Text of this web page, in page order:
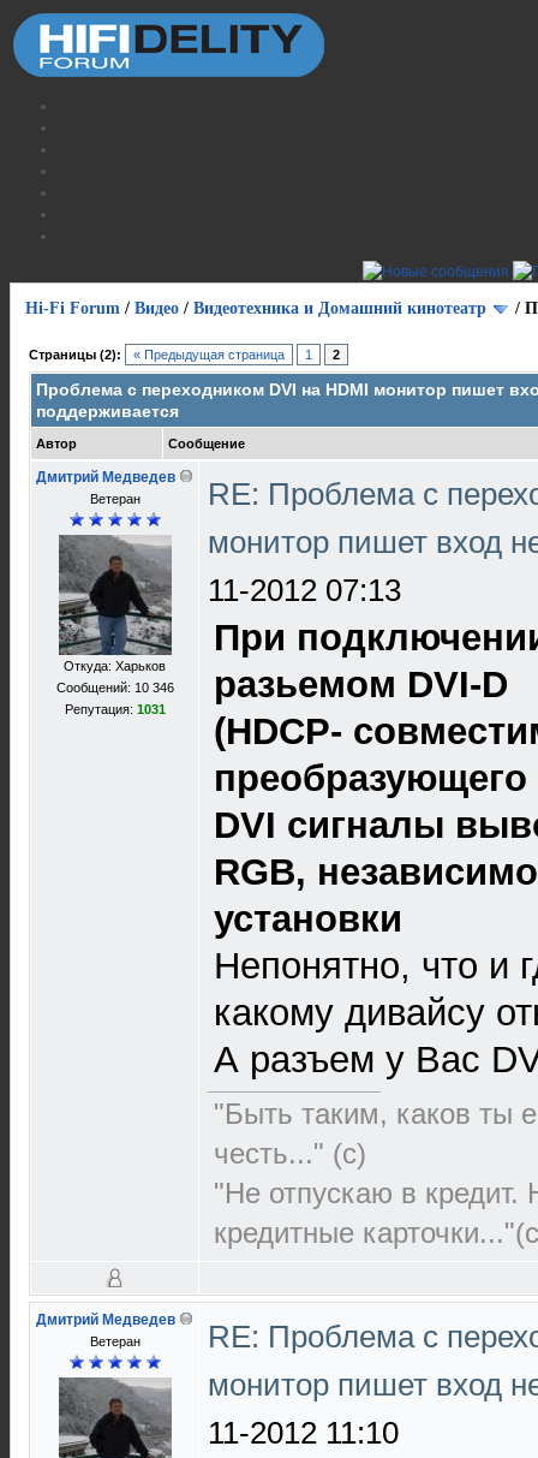
Hi-Fi Forum / Видео / Видеотехника и Домашний кинотеатр /
Страницы (2): « Предыдущая страница 1 2
Проблема с переходником DVI на HDMI монитор пишет
поддерживается
Автор Сообщение
Дмитрий Медведев
Ветеран
Откуда: Харьков
Сообщений: 10 346
Репутация: 1031
RE: Проблема с
монитор пишет вход
11-2012 07:13
При
разьемом DVI-D
(HDCP-
преобразующего
DVI сигналы
RGB,
установки
Непонятно, что и
какому дивайсу
А разъем у Вас
"Быть таким, каков ты
честь..." (c)
"Не отпускаю в
кредитные
Дмитрий Медведев
Ветеран
RE: Проблема с
монитор пишет вход
11-2012 11:10